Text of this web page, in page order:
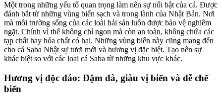
Một trong những yếu tố quan trọng làm nên sự nổi bật của cá. Được
đánh bắt từ những vùng biển sạch và trong lành của Nhật Bản. Nơi
mà môi trường sống của các loài hải sản luôn được bảo vệ nghiêm
ngặt. Chính vì thế không chỉ ngon mà còn an toàn, không chứa các
tạp chất hay hóa chất có hại. Những vùng biển này cũng mang đến
cho cá Saba Nhật sự tươi mới và hương vị đặc biệt. Tạo nên sự
khác biệt so với các loại cá Saba từ những khu vực khác.
Hương vị độc đáo: Đậm đà, giàu vị biển và dễ chế
biến